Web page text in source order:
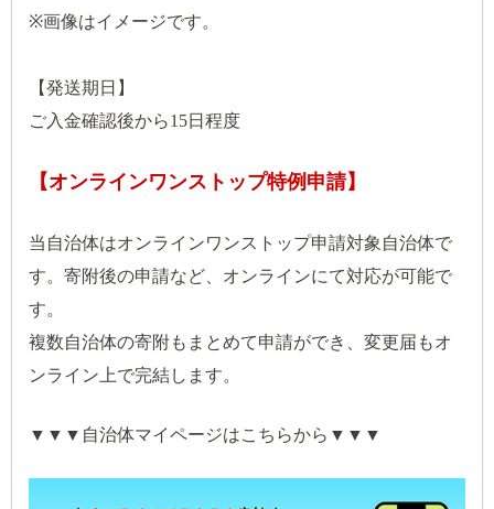
※画像はイメージです。
【発送期日】
ご入金確認後から15日程度
【オンラインワンストップ特例申請】
当自治体はオンラインワンストップ申請対象自治体で
す。寄附後の申請など、オンラインにて対応が可能で
す。
複数自治体の寄附もまとめて申請ができ、変更届もオ
ンライン上で完結します。
▼▼▼自治体マイページはこちらから▼▼▼